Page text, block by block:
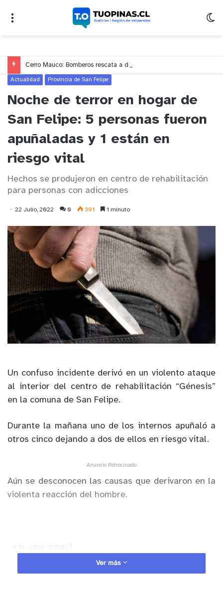
Actualidad Provincia de San Felipe
Noche de terror en hogar de
San Felipe: 5 personas fueron
apuñaladas y 1 están en
riesgo vital
Hechos se produjeron en centro de rehabilitación
para personas con adicciones
22 Julio, 2022 0 391 1 minuto
Un confuso incidente derivó en un violento ataque
al interior del centro de rehabilitación “Génesis”
en la comuna de San Felipe.
Durante la mañana uno de los internos apuñaló a
otros cinco dejando a dos de ellos en riesgo vital.
Anuncio Patrocinado
Aún se desconocen las causas que derivaron en la
violenta reacción del hombre.
y tú, ¿qué opinas?
Ver más